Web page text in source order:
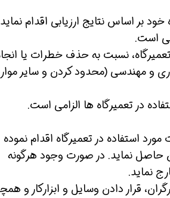
بر اساس نتایج ارزیابی اقدام
است.
نسبت به حذف خطرات یا
و مهندسی (محدود کردن و سایر
در تعمیرگاه ها الزامی است.
استفاده در تعمیرگاه اقدام نموده
حاصل نماید. در صورت وجود هرگونه
نماید.
قرار دادن وسایل و ابزارکار و